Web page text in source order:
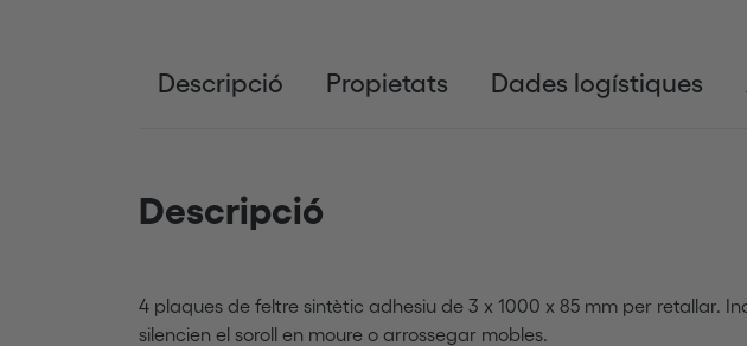
Descripció Propietats Dades logístiques
Descripció
4 plaques de feltre sintètic adhesiu de 3 x 1000 x 85 mm per retallar.
silencien el soroll en moure o arrossegar mobles.